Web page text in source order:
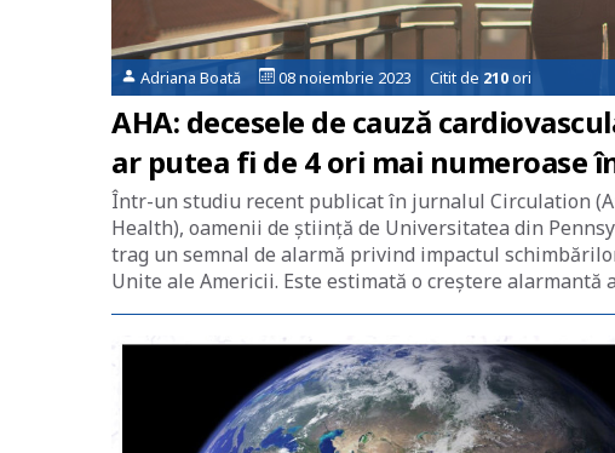
Adriana Boată 08 noiembrie 2023 Citit de 210ori
AHA: decesele de cauză
ar putea fi de 4 ori mai numeroase
Într-un studiu recent publicat în jurnalul Circulation
Health), oamenii de știință de Universitatea din
trag un semnal de alarmă privind impactul
Unite ale Americii. Este estimată o creștere alarmantă